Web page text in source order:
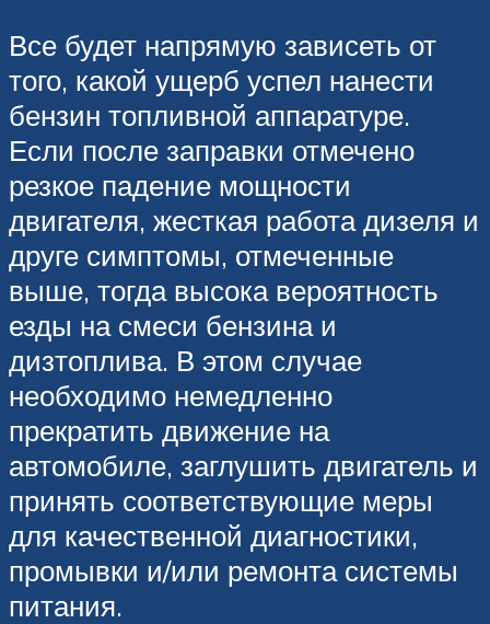
Все будет напрямую зависеть от
того, какой ущерб успел нанести
бензин топливной аппаратуре.
Если после заправки отмечено
резкое падение мощности
двигателя, жесткая работа дизеля и
друге симптомы, отмеченные
выше, тогда высока вероятность
езды на смеси бензина и
дизтоплива. В этом случае
необходимо немедленно
прекратить движение на
автомобиле, заглушить двигатель и
принять соответствующие меры
для качественной диагностики,
промывки и/или ремонта системы
питания.